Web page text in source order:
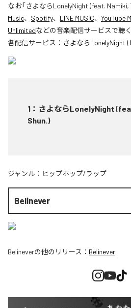
なお「さよならLonelyNight (feat. Namiki,
Music、 Spotify、 LINE MUSIC、 YouTube
Unlimitedなどの音楽配信サービスで聴
各配信サービス： さよならLonelyNight
1 ： さよならLonelyNight
Shun.)
ジャンル： ヒップホップ/ラップ
Belinever
Belineverの他のリリース： Belinever